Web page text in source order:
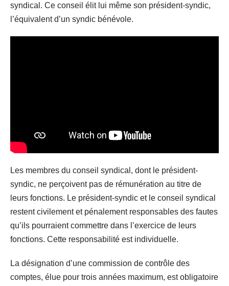
syndical. Ce conseil élit lui même son président-syndic,
l’équivalent d’un syndic bénévole.
Les membres du conseil syndical, dont le président-
syndic, ne perçoivent pas de rémunération au titre de
leurs fonctions. Le président-syndic et le conseil syndical
restent civilement et pénalement responsables des fautes
qu’ils pourraient commettre dans l’exercice de leurs
fonctions. Cette responsabilité est individuelle.
La désignation d’une commission de contrôle des
comptes, élue pour trois années maximum, est obligatoire